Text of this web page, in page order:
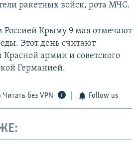
ракетных войск, рота МЧС.
Россией Крыму 9 мая отмечают
Этот день считают
армии и советского
Германией.
Читать без VPN Follow us